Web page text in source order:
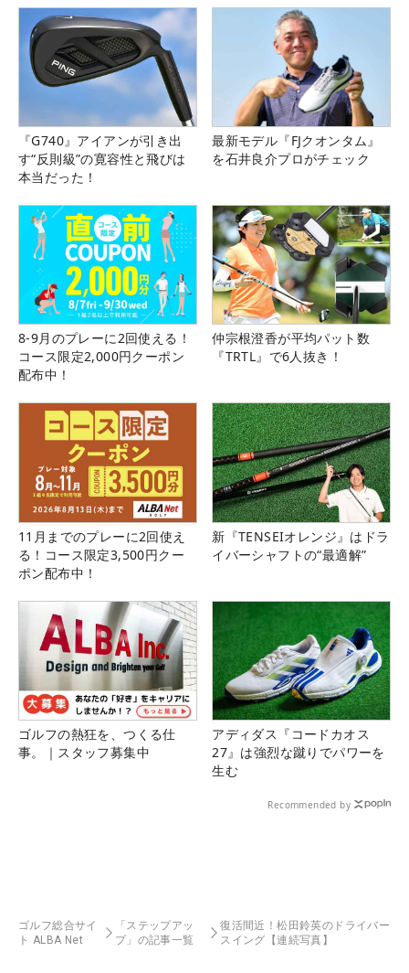
『G740』アイアンが引き出
す“反則級”の寛容性と飛びは
本当だった！
最新モデル『FJクオンタム』
を石井良介プロがチェック
8-9月のプレーに2回使える！
コース限定2,000円クーポン
配布中！
仲宗根澄香が平均パット数
『TRTL』で6人抜き！
11月までのプレーに2回使え
る！コース限定3,500円クー
ポン配布中！
新『TENSEIオレンジ』はドラ
イバーシャフトの“最適解”
ゴルフの熱狂を、つくる仕
事。｜スタッフ募集中
アディダス『コードカオス
27』は強烈な蹴りでパワーを
生む
Recommended by
ゴルフ総合サイ
ト ALBA Net
「ステップアッ
プ」の記事一覧
復活間近！松田鈴英のドライバー
スイング【連続写真】